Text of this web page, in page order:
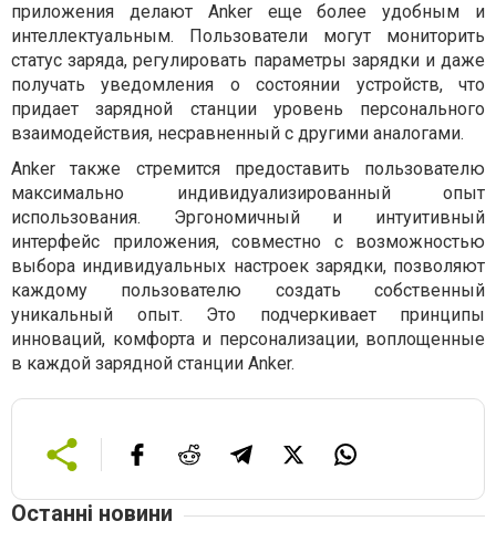
приложения делают Anker еще более удобным и
интеллектуальным. Пользователи могут мониторить
статус заряда, регулировать параметры зарядки и даже
получать уведомления о состоянии устройств, что
придает зарядной станции уровень персонального
взаимодействия, несравненный с другими аналогами.
Anker также стремится предоставить пользователю
максимально индивидуализированный опыт
использования. Эргономичный и интуитивный
интерфейс приложения, совместно с возможностью
выбора индивидуальных настроек зарядки, позволяют
каждому пользователю создать собственный
уникальный опыт. Это подчеркивает принципы
инноваций, комфорта и персонализации, воплощенные
в каждой зарядной станции Anker.
Останні новини